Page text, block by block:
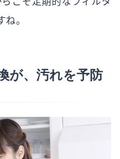
。
が、汚れを予防